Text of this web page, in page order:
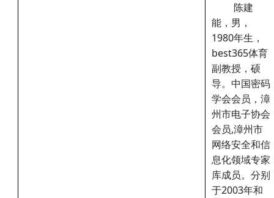
陈建
能，男，
1980年生，
best365体育
副教授，硕
导。中国密码
学会会员，漳
州市电子协会
会员,漳州市
网络安全和信
息化领域专家
库成员。分别
于2003年和